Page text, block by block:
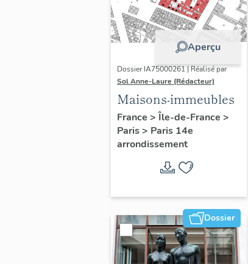
Aperçu
Dossier IA75000261 | Réalisé par
Sol Anne-Laure (Rédacteur)
Maisons-immeubles
France > Île-de-France >
Paris> Paris 14e
arrondissement
Dossier